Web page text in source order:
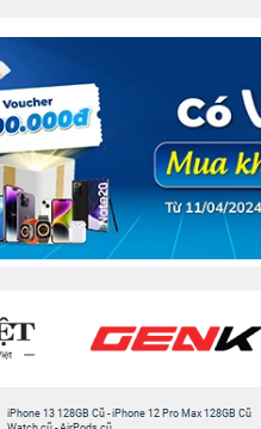
iPhone 13 128GB Cũ -iPhone 12 Pro Max 128GB Cũ